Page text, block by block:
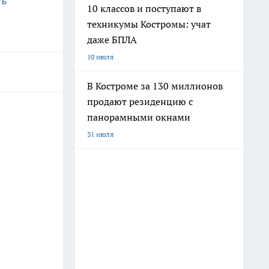
10 классов и поступают в
техникумы Костромы: учат
даже БПЛА
10 июля
В Костроме за 130 миллионов
продают резиденцию с
панорамными окнами
31 июля